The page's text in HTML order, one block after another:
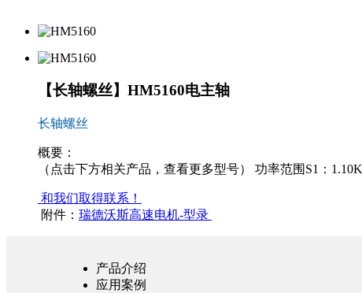
【长轴螺丝】HM5160电主轴
长轴螺丝
概要：
（点击下方相关产品，查看更多型号） 功率范围S1：
和我们取得联系！
附件： 瑞德沃斯高速电机-型录
产品介绍
应用案例